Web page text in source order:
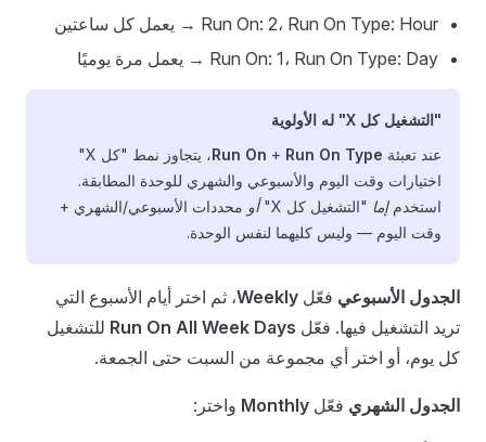
Run On: 2، Run On Type: Hour → يعمل كل ساعتين
Run On: 1، Run On Type: Day → يعمل مرة يوميًا
"التشغيل كل X" له الأولوية
عند تعبئة
Run On + Run On Type
، يتجاوز نمط "كل X"
اختيارات وقت اليوم والأسبوعي والشهري للوحدة المطابقة.
استخدمإما "التشغيل كل X" أو محددات الأسبوعي/الشهري +
وقت اليوم — وليس كليهما لنفس الوحدة.
الجدول الأسبوعي فعّل Weekly، ثم اختر أيام الأسبوع التي
تريد التشغيل فيها. فعّل Run On All Week Days للتشغيل
كل يوم، أو اختر أي مجموعة من السبت حتى الجمعة.
الجدول الشهري فعّل Monthly واختر: